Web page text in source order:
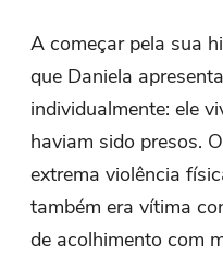
A começar pela sua
que Daniela
individualmente: ele
haviam sido presos.
extrema violência
também era vítima
de acolhimento com